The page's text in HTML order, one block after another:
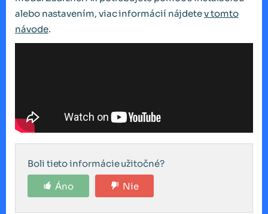
alebo nastavením, viac informácií nájdetev tomto
návode.
Boli tieto informácie užitočné?
Áno
Nie